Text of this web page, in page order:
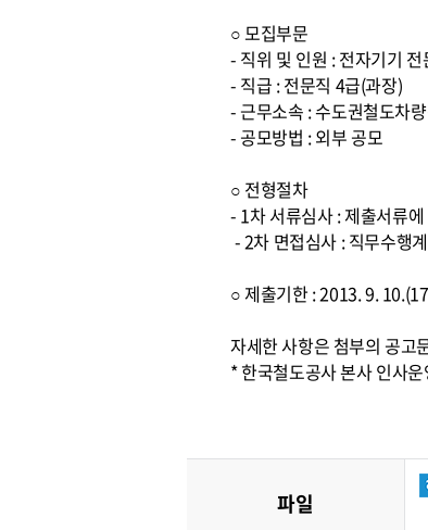
○ 모집부문
- 직위 및 인원 : 전자기기
- 직급 : 전문직 4급(과장)
- 근무소속 : 수도권철도차
- 공모방법 : 외부 공모
○ 전형절차
- 1차 서류심사 : 제출서류
- 2차 면접심사 : 직무수행
○ 제출기한 : 2013. 9.
자세한 사항은 첨부의 공고
* 한국철도공사 본사 인사
파일